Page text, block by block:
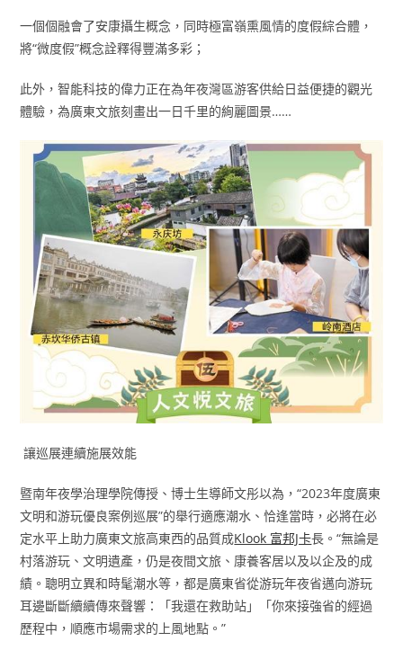
一個個融會了安康攝生概念，同時極富嶺熏風情的度假綜合體，
將“微度假”概念詮釋得豐滿多彩；
此外，智能科技的偉力正在為年夜灣區游客供給日益便捷的觀光
體驗，為廣東文旅刻畫出一日千里的絢麗圖景……
讓巡展連續施展效能
暨南年夜學治理學院傳授、博士生導師文彤以為，“2023年度廣東
文明和游玩優良案例巡展”的舉行適應潮水、恰逢當時，必將在必
定水平上助力廣東文旅高東西的品質成Klook 富邦J卡長。“無論是
村落游玩、文明遺產，仍是夜間文旅、康養客居以及以企及的成
績。聰明立異和時髦潮水等，都是廣東省從游玩年夜省邁向游玩
耳邊斷斷續續傳來聲響：「我還在救助站」「你來接強省的經過
歷程中，順應市場需求的上風地點。”